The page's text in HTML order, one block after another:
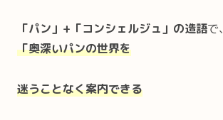
「パン」+「コンシェルジュ」の造語で、
「奥深いパンの世界を
迷うことなく案内できる